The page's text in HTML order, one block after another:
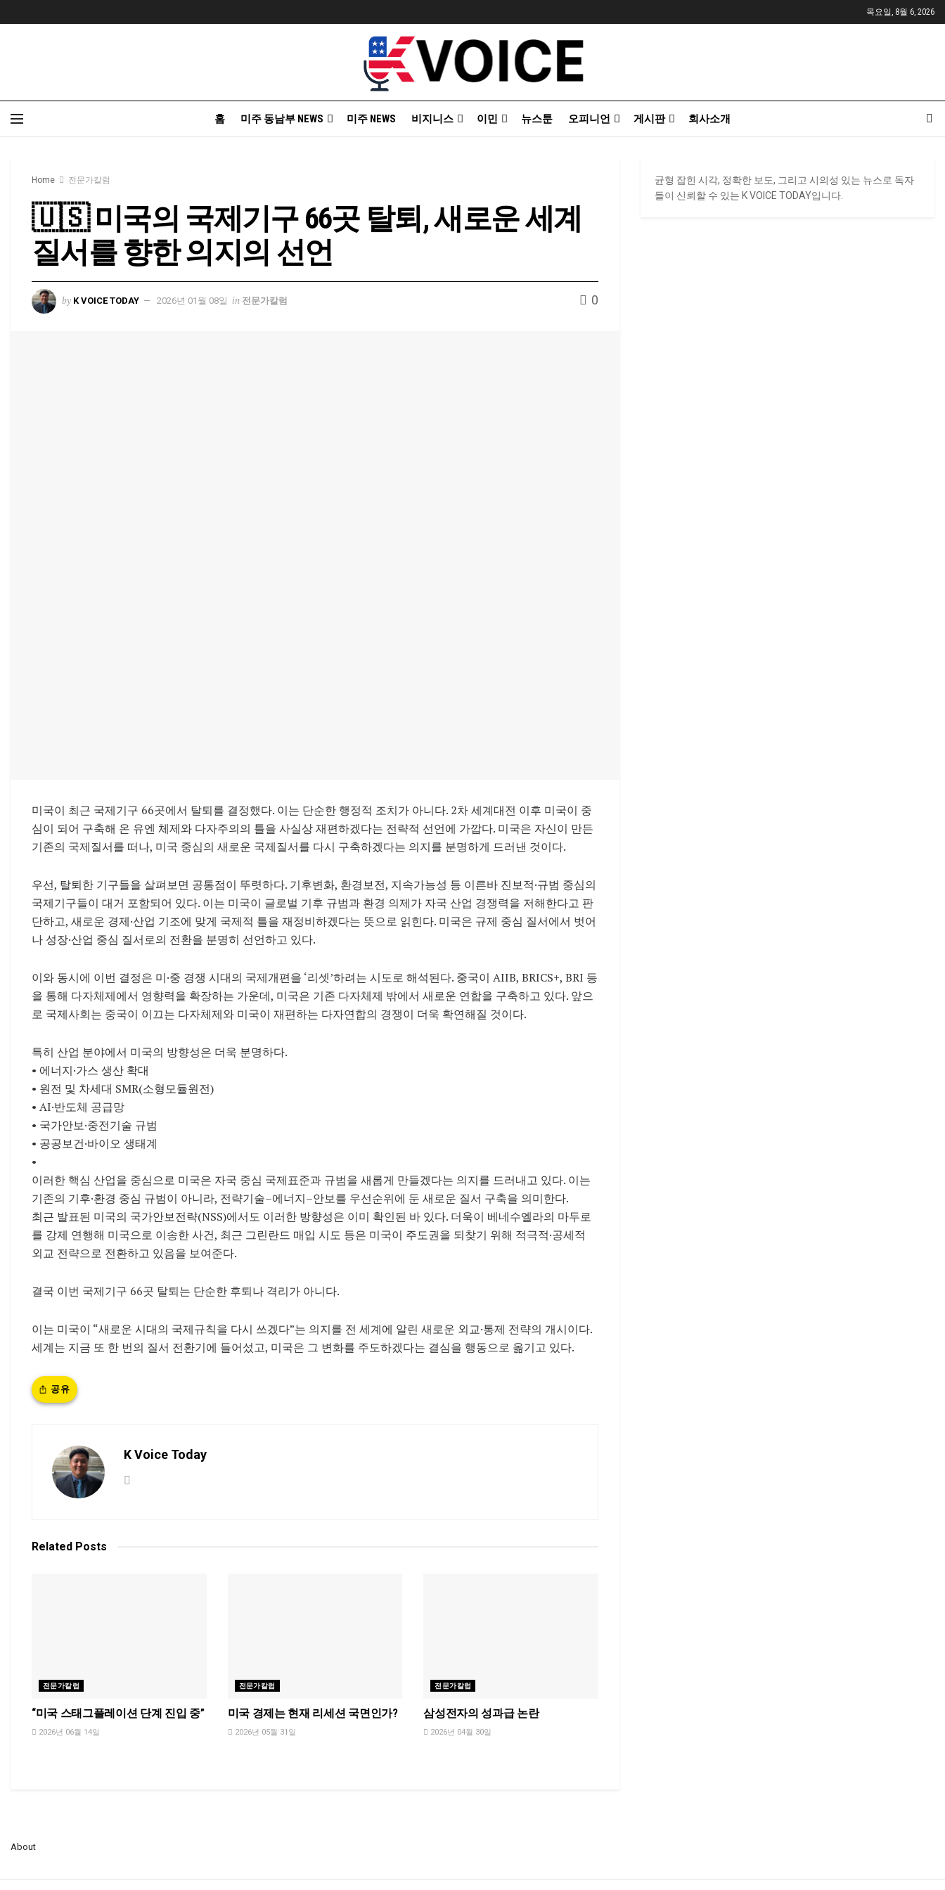
목요일, 8월 6, 2026
홈 미주 동남부 NEWS 미주 NEWS 비지니스 이민 뉴스툰 오피니언 게시판 회사소개
Home 전문가칼럼
🇺🇸 미국의 국제기구 66곳 탈퇴, 새로운 세계
질서를 향한 의지의 선언
by K VOICE TODAY 2026년 01월 08일 in 전문가칼럼 0
미국이 최근 국제기구 66곳에서 탈퇴를 결정했다. 이는 단순한 행정적 조치가 아니다. 2차 세계대전 이후 미국이 중
심이 되어 구축해 온 유엔 체제와 다자주의의 틀을 사실상 재편하겠다는 전략적 선언에 가깝다. 미국은 자신이 만든
기존의 국제질서를 떠나, 미국 중심의 새로운 국제질서를 다시 구축하겠다는 의지를 분명하게 드러낸 것이다.
우선, 탈퇴한 기구들을 살펴보면 공통점이 뚜렷하다. 기후변화, 환경보전, 지속가능성 등 이른바 진보적·규범 중심의
국제기구들이 대거 포함되어 있다. 이는 미국이 글로벌 기후 규범과 환경 의제가 자국 산업 경쟁력을 저해한다고 판
단하고, 새로운 경제·산업 기조에 맞게 국제적 틀을 재정비하겠다는 뜻으로 읽힌다. 미국은 규제 중심 질서에서 벗어
나 성장·산업 중심 질서로의 전환을 분명히 선언하고 있다.
이와 동시에 이번 결정은 미·중 경쟁 시대의 국제개편을 ‘리셋’하려는 시도로 해석된다. 중국이 AIIB, BRICS+, BRI 등
을 통해 다자체제에서 영향력을 확장하는 가운데, 미국은 기존 다자체제 밖에서 새로운 연합을 구축하고 있다. 앞으
로 국제사회는 중국이 이끄는 다자체제와 미국이 재편하는 다자연합의 경쟁이 더욱 확연해질 것이다.
특히 산업 분야에서 미국의 방향성은 더욱 분명하다.
• 에너지·가스 생산 확대
• 원전 및 차세대 SMR(소형모듈원전)
• AI·반도체 공급망
• 국가안보·중전기술 규범
• 공공보건·바이오 생태계
•
이러한 핵심 산업을 중심으로 미국은 자국 중심 국제표준과 규범을 새롭게 만들겠다는 의지를 드러내고 있다. 이는
기존의 기후·환경 중심 규범이 아니라, 전략기술–에너지–안보를 우선순위에 둔 새로운 질서 구축을 의미한다.
최근 발표된 미국의 국가안보전략(NSS)에서도 이러한 방향성은 이미 확인된 바 있다. 더욱이 베네수엘라의 마두로
를 강제 연행해 미국으로 이송한 사건, 최근 그린란드 매입 시도 등은 미국이 주도권을 되찾기 위해 적극적·공세적
외교 전략으로 전환하고 있음을 보여준다.
결국 이번 국제기구 66곳 탈퇴는 단순한 후퇴나 격리가 아니다.
이는 미국이 “새로운 시대의 국제규칙을 다시 쓰겠다”는 의지를 전 세계에 알린 새로운 외교·통제 전략의 개시이다.
세계는 지금 또 한 번의 질서 전환기에 들어섰고, 미국은 그 변화를 주도하겠다는 결심을 행동으로 옮기고 있다.
공유
K Voice Today
Related Posts
전문가칼럼
“미국 스태그플레이션 단계 진입 중”
2026년 06월 14일
전문가칼럼
미국 경제는 현재 리세션 국면인가?
2026년 05월 31일
전문가칼럼
삼성전자의 성과급 논란
2026년 04월 30일
균형 잡힌 시각, 정확한 보도, 그리고 시의성 있는 뉴스로 독자
들이 신뢰할 수 있는 K VOICE TODAY입니다.
About